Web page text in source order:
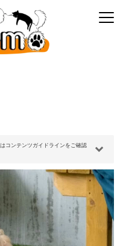
コンテンツガイドラインをご確認